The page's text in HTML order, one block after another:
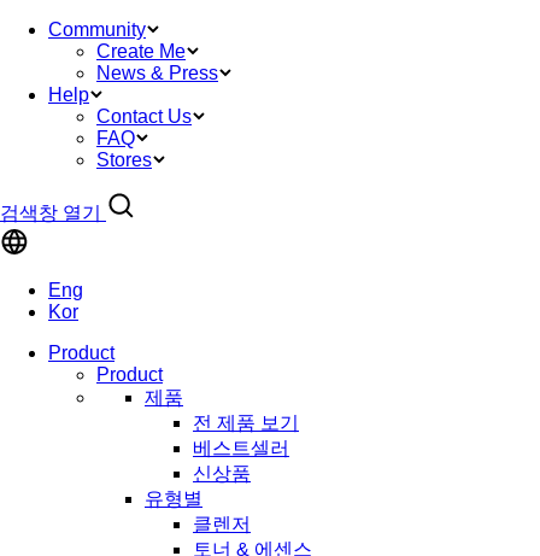
Community
Create Me
News & Press
Help
Contact Us
FAQ
Stores
검색창 열기
Eng
Kor
Product
Product
제품
전 제품 보기
베스트셀러
신상품
유형별
클렌저
토너 & 에센스